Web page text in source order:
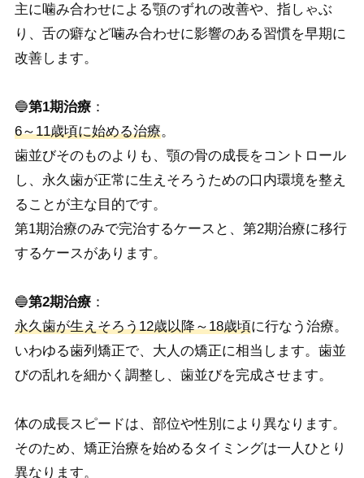
主に噛み合わせによる顎のずれの改善や、指しゃぶ
り、舌の癖など噛み合わせに影響のある習慣を早期に
改善します。
🔵第1期治療：
6～11歳頃に始める治療。
歯並びそのものよりも、顎の骨の成長をコントロール
し、永久歯が正常に生えそろうための口内環境を整え
ることが主な目的です。
第1期治療のみで完治するケースと、第2期治療に移行
するケースがあります。
🔵第2期治療：
永久歯が生えそろう12歳以降～18歳頃に行なう治療。
いわゆる歯列矯正で、大人の矯正に相当します。歯並
びの乱れを細かく調整し、歯並びを完成させます。
体の成長スピードは、部位や性別により異なります。
そのため、矯正治療を始めるタイミングは一人ひとり
異なります。